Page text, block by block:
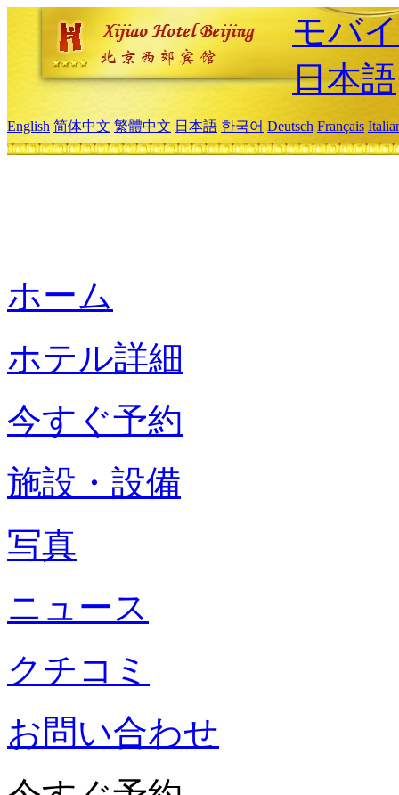
モバ
日本語
English 简体中文 繁體中文 日本語 한국어 Deutsch Français
ホーム
ホテル詳細
今すぐ予約
施設・設備
写真
ニュース
クチコミ
お問い合わせ